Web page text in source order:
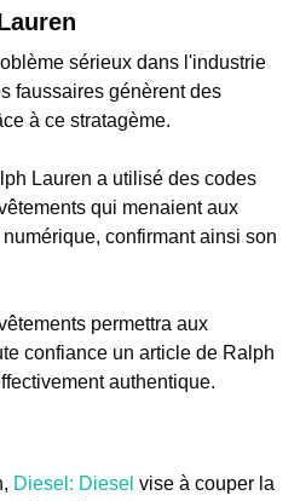
sérieux dans l'industrie
faussaires génèrent des
à ce stratagème.
Lauren a utilisé des codes
qui menaient aux
confirmant ainsi son
permettra aux
confiance un article de Ralph
authentique.
Diesel: Diesel vise à couper la